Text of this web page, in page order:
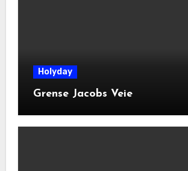
Holyday
Grense Jacobs Veie